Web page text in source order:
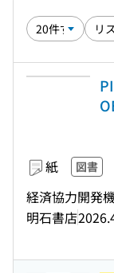
紙 図書
経済協力開発
明石書店